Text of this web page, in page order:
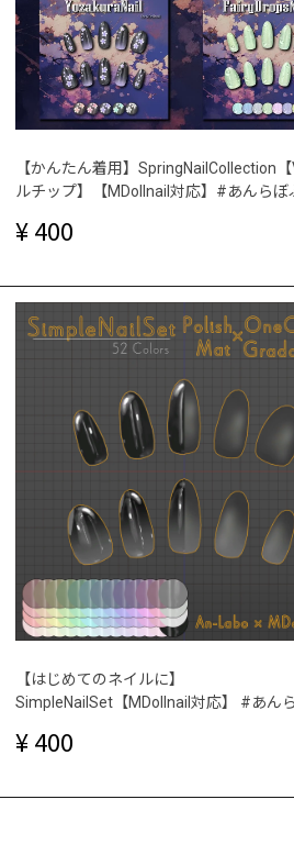
【かんたん着用】SpringNailCollection【
ルチップ】【MDollnail対応】#あんらぼ
400
【はじめてのネイルに】
SimpleNailSet【MDollnail対応】 #あん
400